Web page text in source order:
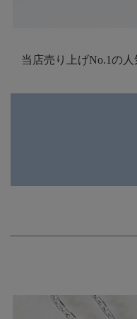
当店売り上げNo.1の